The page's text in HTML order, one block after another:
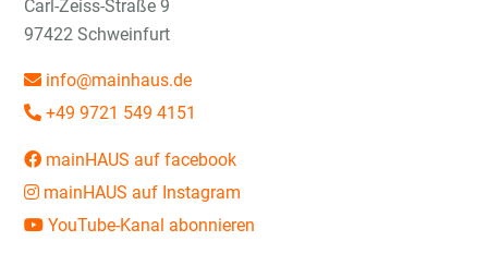
Carl-Zeiss-Straße 9
97422 Schweinfurt
info@mainhaus.de
+49 9721 549 4151
mainHAUS auf facebook
mainHAUS auf Instagram
YouTube-Kanal abonnieren